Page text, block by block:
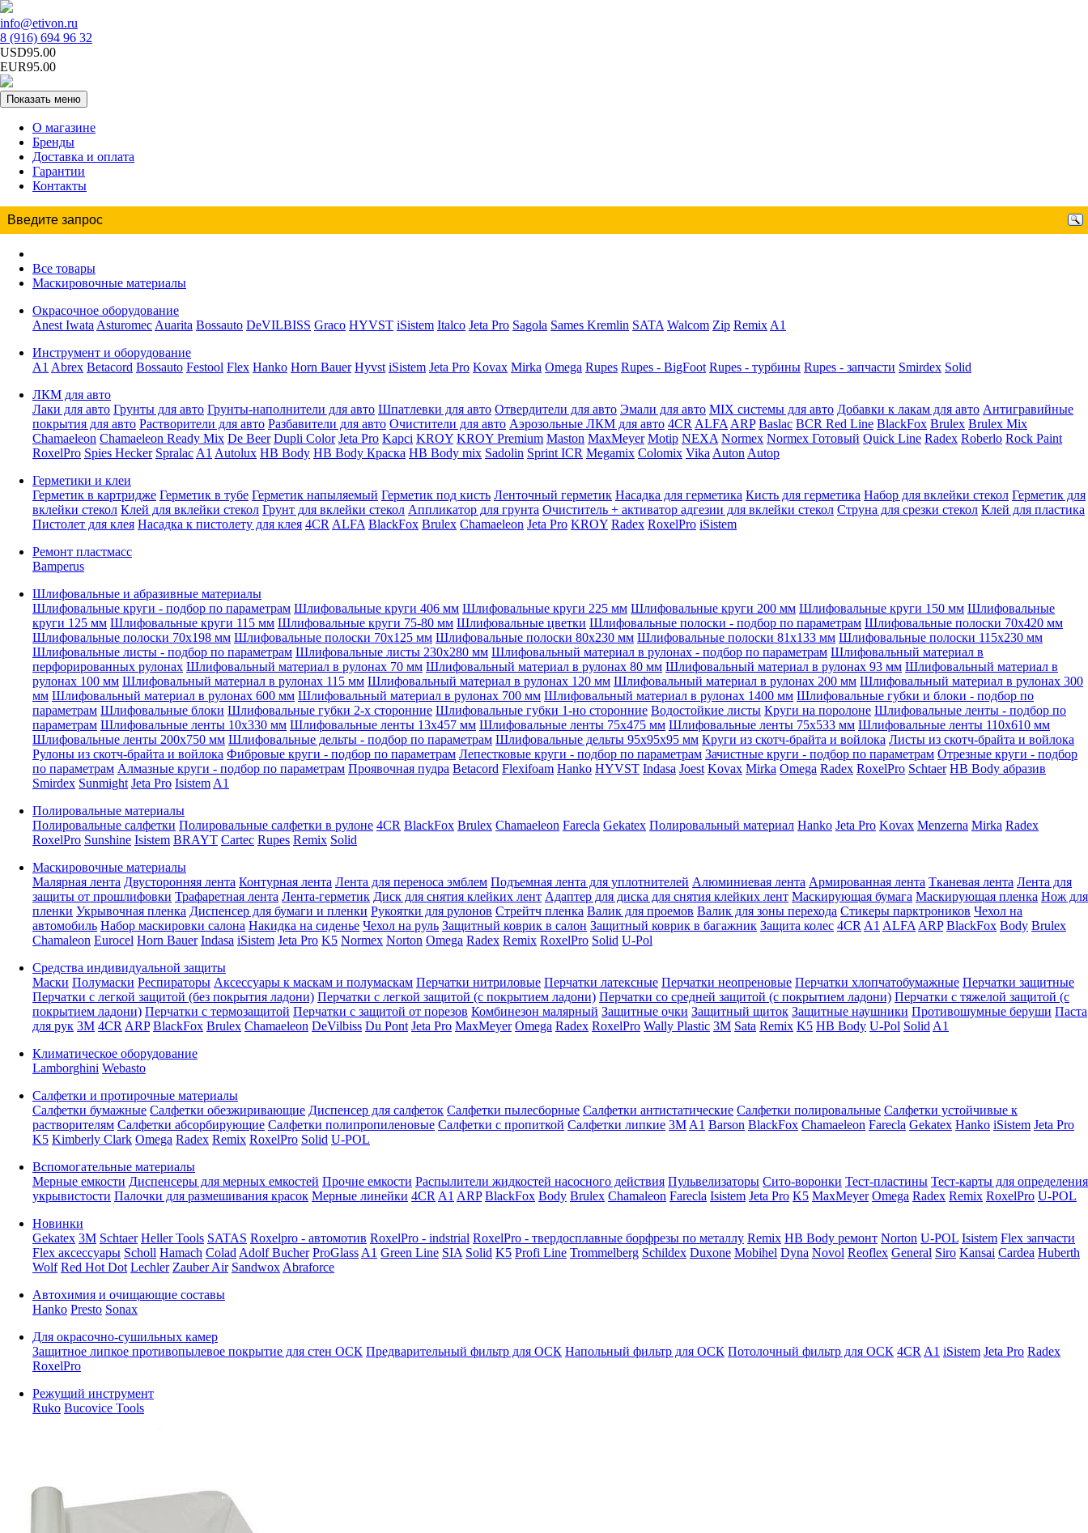
info@etivon.ru
8 (916) 694 96 32
USD95.00
EUR95.00
Показать меню
О магазине
Бренды
Доставка и оплата
Гарантии
Контакты
Все товары
Маскировочные материалы
Окрасочное оборудование
Anest Iwata Asturomec Auarita Bossauto DeVILBISS Graco HYVST iSistem Italco Jeta Pro Sagola Sames Kremlin SATA Walcom Zip Remix A1
Инструмент и оборудование
A1 Abrex Betacord Bossauto Festool Flex Hanko Horn Bauer Hyvst iSistem Jeta Pro Kovax Mirka Omega Rupes Rupes - BigFoot Rupes - турбины Rupes - запчасти Smirdex Solid
ЛКМ для авто
Лаки для авто Грунты для авто Грунты-наполнители для авто Шпатлевки для авто Отвердители для авто Эмали для авто MIX системы для авто Добавки к лакам для авто Антигравийные
покрытия для авто Растворители для авто Разбавители для авто Очистители для авто Аэрозольные ЛКМ для авто 4CR ALFA ARP Baslac BCR Red Line BlackFox Brulex Brulex Mix
Chamaeleon Chamaeleon Ready Mix De Beer Dupli Color Jeta Pro Kapci KROY KROY Premium Maston MaxMeyer Motip NEXA Normex Normex Готовый Quick Line Radex Roberlo Rock Paint
RoxelPro Spies Hecker Spralac A1 Autolux HB Body HB Body Краска HB Body mix Sadolin Sprint ICR Megamix Colomix Vika Auton Autop
Герметики и клеи
Герметик в картридже Герметик в тубе Герметик напыляемый Герметик под кисть Ленточный герметик Насадка для герметика Кисть для герметика Набор для вклейки стекол Герметик для
вклейки стекол Клей для вклейки стекол Грунт для вклейки стекол Аппликатор для грунта Очиститель + активатор адгезии для вклейки стекол Струна для срезки стекол Клей для пластика
Пистолет для клея Насадка к пистолету для клея 4CR ALFA BlackFox Brulex Chamaeleon Jeta Pro KROY Radex RoxelPro iSistem
Ремонт пластмасс
Bamperus
Шлифовальные и абразивные материалы
Шлифовальные круги - подбор по параметрам Шлифовальные круги 406 мм Шлифовальные круги 225 мм Шлифовальные круги 200 мм Шлифовальные круги 150 мм Шлифовальные
круги 125 мм Шлифовальные круги 115 мм Шлифовальные круги 75-80 мм Шлифовальные цветки Шлифовальные полоски - подбор по параметрам Шлифовальные полоски 70x420 мм
Шлифовальные полоски 70x198 мм Шлифовальные полоски 70x125 мм Шлифовальные полоски 80x230 мм Шлифовальные полоски 81x133 мм Шлифовальные полоски 115x230 мм
Шлифовальные листы - подбор по параметрам Шлифовальные листы 230x280 мм Шлифовальный материал в рулонах - подбор по параметрам Шлифовальный материал в
перфорированных рулонах Шлифовальный материал в рулонах 70 мм Шлифовальный материал в рулонах 80 мм Шлифовальный материал в рулонах 93 мм Шлифовальный материал в
рулонах 100 мм Шлифовальный материал в рулонах 115 мм Шлифовальный материал в рулонах 120 мм Шлифовальный материал в рулонах 200 мм Шлифовальный материал в рулонах 300
мм Шлифовальный материал в рулонах 600 мм Шлифовальный материал в рулонах 700 мм Шлифовальный материал в рулонах 1400 мм Шлифовальные губки и блоки - подбор по
параметрам Шлифовальные блоки Шлифовальные губки 2-х сторонние Шлифовальные губки 1-но сторонние Водостойкие листы Круги на поролоне Шлифовальные ленты - подбор по
параметрам Шлифовальные ленты 10x330 мм Шлифовальные ленты 13x457 мм Шлифовальные ленты 75x475 мм Шлифовальные ленты 75x533 мм Шлифовальные ленты 110x610 мм
Шлифовальные ленты 200x750 мм Шлифовальные дельты - подбор по параметрам Шлифовальные дельты 95x95x95 мм Круги из скотч-брайта и войлока Листы из скотч-брайта и войлока
Рулоны из скотч-брайта и войлока Фибровые круги - подбор по параметрам Лепестковые круги - подбор по параметрам Зачистные круги - подбор по параметрам Отрезные круги - подбор
по параметрам Алмазные круги - подбор по параметрам Проявочная пудра Betacord Flexifoam Hanko HYVST Indasa Joest Kovax Mirka Omega Radex RoxelPro Schtaer HB Body абразив
Smirdex Sunmight Jeta Pro Isistem A1
Полировальные материалы
Полировальные салфетки Полировальные салфетки в рулоне 4CR BlackFox Brulex Chamaeleon Farecla Gekatex Полировальный материал Hanko Jeta Pro Kovax Menzerna Mirka Radex
RoxelPro Sunshine Isistem BRAYT Cartec Rupes Remix Solid
Маскировочные материалы
Малярная лента Двусторонняя лента Контурная лента Лента для переноса эмблем Подъемная лента для уплотнителей Алюминиевая лента Армированная лента Тканевая лента Лента для
защиты от прошлифовки Трафаретная лента Лента-герметик Диск для снятия клейких лент Адаптер для диска для снятия клейких лент Маскирующая бумага Маскирующая пленка Нож для
пленки Укрывочная пленка Диспенсер для бумаги и пленки Рукоятки для рулонов Стрейтч пленка Валик для проемов Валик для зоны перехода Стикеры парктроников Чехол на
автомобиль Набор маскировки салона Накидка на сиденье Чехол на руль Защитный коврик в салон Защитный коврик в багажник Защита колес 4CR A1 ALFA ARP BlackFox Body Brulex
Chamaleon Eurocel Horn Bauer Indasa iSistem Jeta Pro K5 Normex Norton Omega Radex Remix RoxelPro Solid U-Pol
Средства индивидуальной защиты
Маски Полумаски Респираторы Аксессуары к маскам и полумаскам Перчатки нитриловые Перчатки латексные Перчатки неопреновые Перчатки хлопчатобумажные Перчатки защитные
Перчатки с легкой защитой (без покрытия ладони) Перчатки с легкой защитой (с покрытием ладони) Перчатки со средней защитой (с покрытием ладони) Перчатки с тяжелой защитой (с
покрытием ладони) Перчатки с термозащитой Перчатки с защитой от порезов Комбинезон малярный Защитные очки Защитный щиток Защитные наушники Противошумные беруши Паста
для рук 3M 4CR ARP BlackFox Brulex Chamaeleon DeVilbiss Du Pont Jeta Pro MaxMeyer Omega Radex RoxelPro Wally Plastic 3M Sata Remix K5 HB Body U-Pol Solid A1
Климатическое оборудование
Lamborghini Webasto
Салфетки и протирочные материалы
Салфетки бумажные Салфетки обезжиривающие Диспенсер для салфеток Салфетки пылесборные Салфетки антистатические Салфетки полировальные Салфетки устойчивые к
растворителям Салфетки абсорбирующие Салфетки полипропиленовые Салфетки с пропиткой Салфетки липкие 3M A1 Barson BlackFox Chamaeleon Farecla Gekatex Hanko iSistem Jeta Pro
K5 Kimberly Clark Omega Radex Remix RoxelPro Solid U-POL
Вспомогательные материалы
Мерные емкости Диспенсеры для мерных емкостей Прочие емкости Распылители жидкостей насосного действия Пульвелизаторы Сито-воронки Тест-пластины Тест-карты для определения
укрывистости Палочки для размешивания красок Мерные линейки 4CR A1 ARP BlackFox Body Brulex Chamaleon Farecla Isistem Jeta Pro K5 MaxMeyer Omega Radex Remix RoxelPro U-POL
Новинки
Gekatex 3M Schtaer Heller Tools SATAS Roxelpro - автомотив RoxelPro - indstrial RoxelPro - твердосплавные борфрезы по металлу Remix HB Body ремонт Norton U-POL Isistem Flex запчасти
Flex аксессуары Scholl Hamach Colad Adolf Bucher ProGlass A1 Green Line SIA Solid K5 Profi Line Trommelberg Schildex Duxone Mobihel Dyna Novol Reoflex General Siro Kansai Cardea Huberth
Wolf Red Hot Dot Lechler Zauber Air Sandwox Abraforce
Автохимия и очищающие составы
Hanko Presto Sonax
Для окрасочно-сушильных камер
Защитное липкое противопылевое покрытие для стен ОСК Предварительный фильтр для ОСК Напольный фильтр для ОСК Потолочный фильтр для ОСК 4CR A1 iSistem Jeta Pro Radex
RoxelPro
Режущий инструмент
Ruko Bucovice Tools